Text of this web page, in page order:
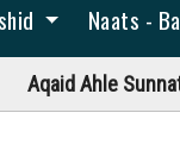
Naats -
messages
Aqaid Ahle